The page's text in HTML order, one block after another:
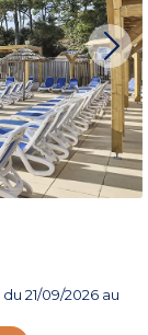
du 21/09/2026au